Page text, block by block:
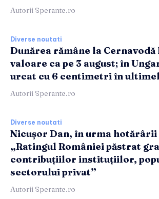
Autorii Sperante.ro
Diverse noutati
Dunărea rămâne la Cernavodă
valoare ca pe 3 august; în
urcat cu 6 centimetri în
Autorii Sperante.ro
Diverse noutati
Nicușor Dan, în urma hotărârii
„Ratingul României păstrat
contribuțiilor instituțiilor,
sectorului privat”
Autorii Sperante.ro